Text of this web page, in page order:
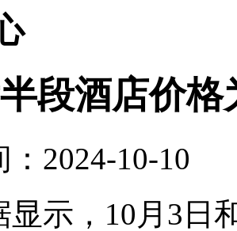
段酒店价
2024-10-10
显示，10月3日